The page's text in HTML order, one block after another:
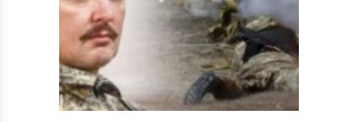
Этот сайт использует Akismet для борьбы со спамом.
Узнайте, как обрабатываются ваши данные комментариев